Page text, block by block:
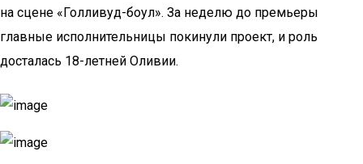
на сцене «Голливуд-боул». За неделю до премьеры
главные исполнительницы покинули проект, и роль
досталась 18-летней Оливии.